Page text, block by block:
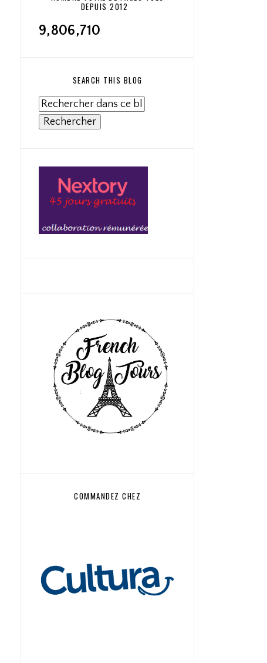
DEPUIS 2012
9,806,710
SEARCH THIS BLOG
COMMANDEZ CHEZ